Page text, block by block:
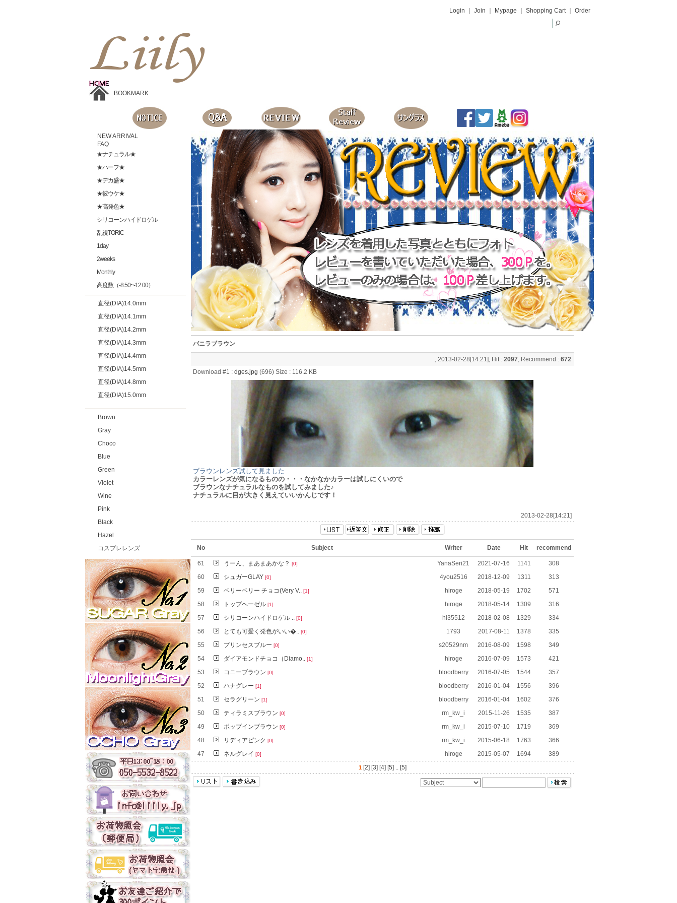
BOOKMARK
Login Join Mypage Shopping Cart｜ Order
NEW ARRIVAL
FAQ
★ナチュラル★
★ハーフ★
★デカ盛★
★彼ウケ★
★高発色★
シリコーンハイドロゲル
乱視TORIC
1day
2weeks
Monthly
高度数（-8.50~-12.00）
直径(DIA)14.0mm
直径(DIA)14.1mm
直径(DIA)14.2mm
直径(DIA)14.3mm
直径(DIA)14.4mm
直径(DIA)14.5mm
直径(DIA)14.8mm
直径(DIA)15.0mm
Brown
Gray
Choco
Blue
Green
Violet
Wine
Pink
Black
Hazel
コスプレレンズ
バニラブラウン
, 2013-02-28[14:21], Hit : 2097, Recommend : 672
Download #1 : dges.jpg (696) Size : 116.2 KB
ブラウンレンズ試して見ました
カラーレンズが気になるものの・・・なかなかカラーは試しにくいので
ブラウンなナチュラルなものを試してみました♪
ナチュラルに目が大きく見えていいかんじです！
2013-02-28[14:21]
No Subject Writer Date Hit recommend
61 うーん、まあまあかな？ [0] YanaSeri21 2021-07-16 1141
308
60
シュガーGLAY [0] 4you2516 2018-12-09 1311
313
59
ベリーベリー チョコ(Very V.. [1] hiroge 2018-05-19 1702
571
58
トップヘーゼル [1] hiroge 2018-05-14 1309
316
57
シリコーンハイドロゲル .. [0] hi35512 2018-02-08 1329
334
56
とても可愛く発色がいい�.. [0] 1793 2017-08-11 1378
335
55
プリンセスブルー [0] s20529nm 2016-08-09 1598
349
54
ダイアモンドチョコ（Diamo.. [1] hiroge 2016-07-09 1573
421
53
コニーブラウン [0] bloodberry 2016-07-05 1544
357
52
ハナグレー [1] bloodberry 2016-01-04 1556
396
51
セラグリーン [1] bloodberry 2016-01-04 1602
376
50
ティラミスブラウン [0] rm_kw_i 2015-11-26 1535
387
49
ポップインブラウン [0] rm_kw_i 2015-07-10 1719
369
48
リディアピンク [0] rm_kw_i 2015-06-18 1763
366
47
ネルグレイ [0] hiroge 2015-05-07 1694 389
1 [2] [3] [4] [5] .. [5]